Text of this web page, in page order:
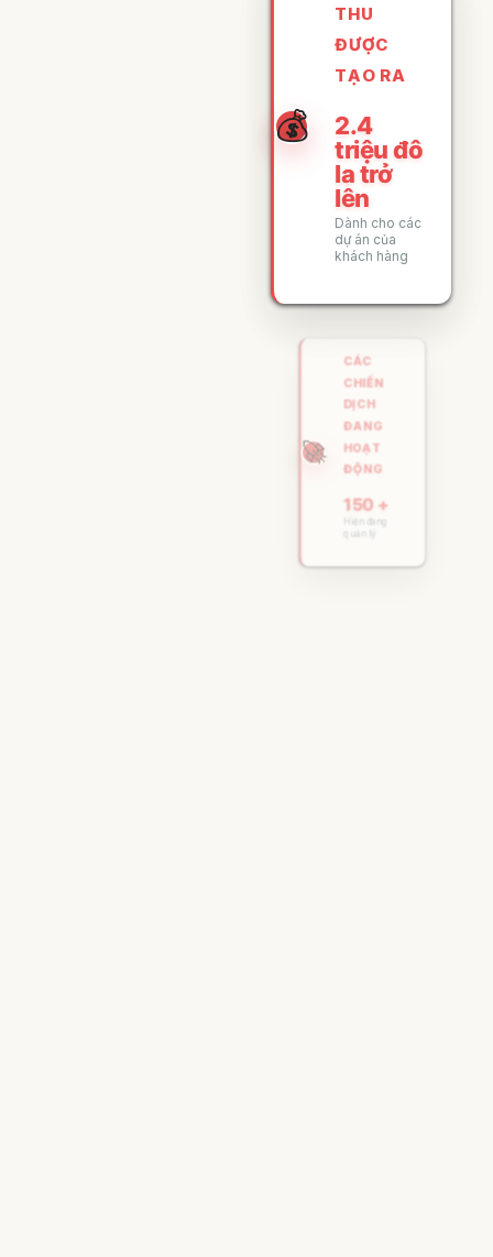
💰
THU
ĐƯỢC
TẠO RA
2.4
triệu đô
la trở
lên
Dành cho các
dự án của
khách hàng
🚀
CÁC
CHIẾN
DỊCH
ĐANG
HOẠT
ĐỘNG
150 +
Hiện đang
quản lý